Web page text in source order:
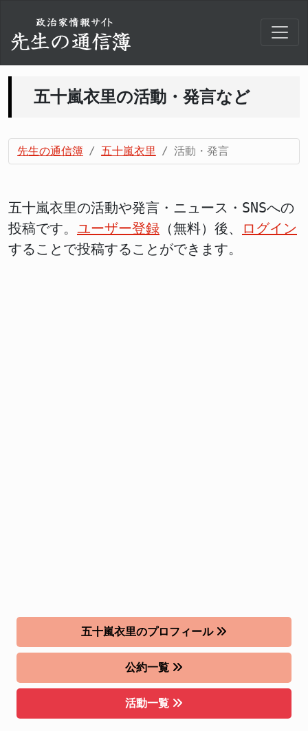
五十嵐衣里の活動・発言など
先生の通信簿 五十嵐衣里 活動・発言
五十嵐衣里の活動や発言・ニュース・SNSへの
投稿です。 ユーザー登録 （無料）後、
ログイン
することで投稿することができます。
五十嵐衣里のプロフィール
公約一覧
活動一覧